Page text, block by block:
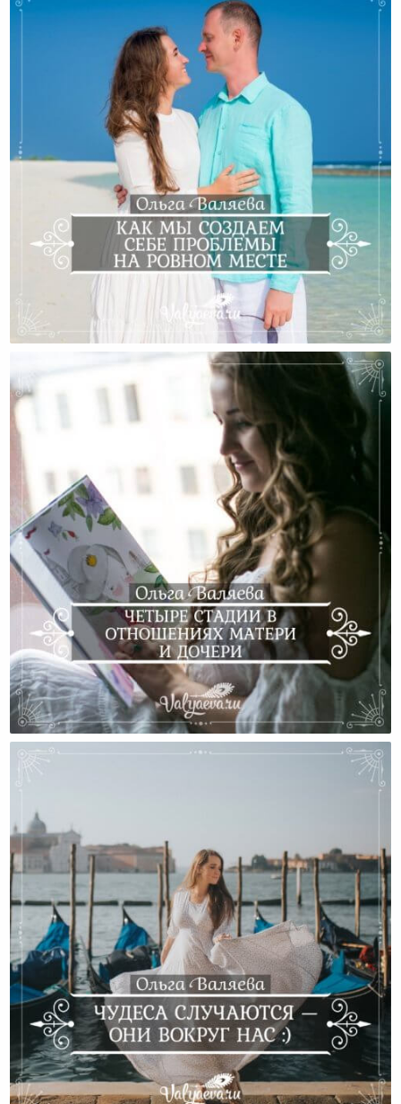
Как Мы Создаем Себе Проблемы На Ровном Месте
Четыре Стадии В Отношениях Матери И Дочери